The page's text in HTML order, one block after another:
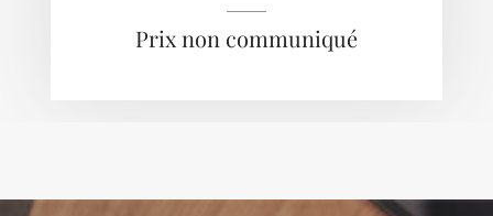
Prix non communiqué